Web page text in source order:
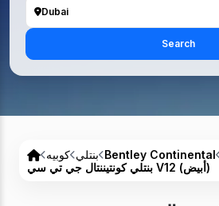
Dubai
Search
كوبيه بنتلي Bentley Continental
بنتلي كونتيننتال جي تي سي V12 (أبيض)